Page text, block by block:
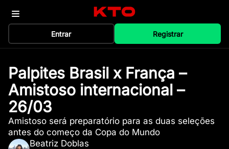
Entrar Registrar
Palpites Brasil x França –
Amistoso internacional –
26/03
Amistoso será preparatório para as duas seleções
antes do começo da Copa do Mundo
Beatriz Doblas